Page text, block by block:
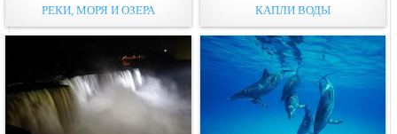
РЕКИ, МОРЯ И ОЗЕРА КАПЛИ ВОДЫ